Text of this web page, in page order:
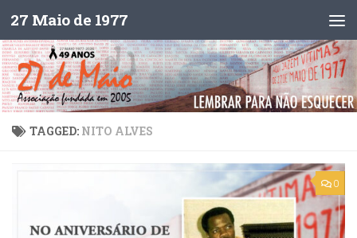
Skip to content
27 Maio de 1977
TAGGED: NITO ALVES
0